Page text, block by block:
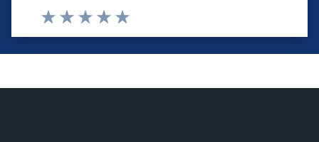
Valuta 5 stelle su 5
Valuta 4 stelle su 5
Valuta 3 stelle su 5
Valuta 2 stelle su 5
Valuta 1 stelle su 5